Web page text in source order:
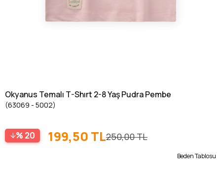
Okyanus Temalı T-Shırt 2-8 Yaş Pudra Pembe
(63069 - 5002)
20 250,00 TL
199,50 TL
Beden Tablosu